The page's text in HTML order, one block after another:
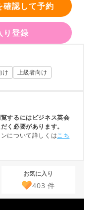
確認して予約
り登録
け 上級者向け
するにはビジネス英会
く必要があります。
について詳しくはこち
お気に入り
403 件